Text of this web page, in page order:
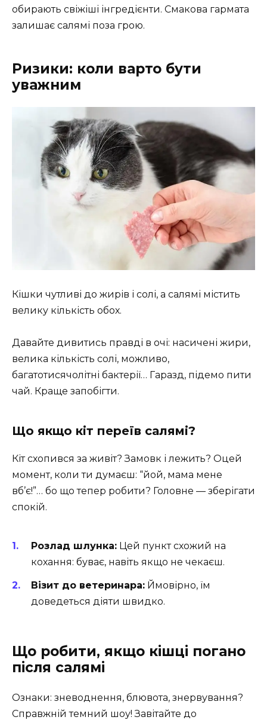
обирають свіжіші інгредієнти. Смакова гармата
залишає салямі поза грою.
Ризики: коли варто бути
уважним
Кішки чутливі до жирів і солі, а салямі містить
велику кількість обох.
Давайте дивитись правді в очі: насичені жири,
велика кількість солі, можливо,
багатотисячолітні бактерії… Гаразд, підемо пити
чай. Краще запобігти.
Що якщо кіт переїв салямі?
Кіт схопився за живіт? Замовк і лежить? Оцей
момент, коли ти думаєш: “йой, мама мене
вб’є!”… бо що тепер робити? Головне — зберігати
спокій.
Розлад шлунка: Цей пункт схожий на
кохання: буває, навіть якщо не чекаєш.
Візит до ветеринара: Ймовірно, їм
доведеться діяти швидко.
Що робити, якщо кішці погано
після салямі
Ознаки: зневоднення, блювота, знервування?
Справжній темний шоу! Завітайте до